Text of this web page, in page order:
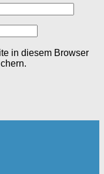
in diesem Browser